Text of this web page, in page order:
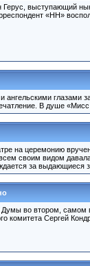
выступающий
«НН»
глазами
В душе «Мисс
на церемонию
своим видом
за выдающиеся
во втором, самом
комитета Сергей